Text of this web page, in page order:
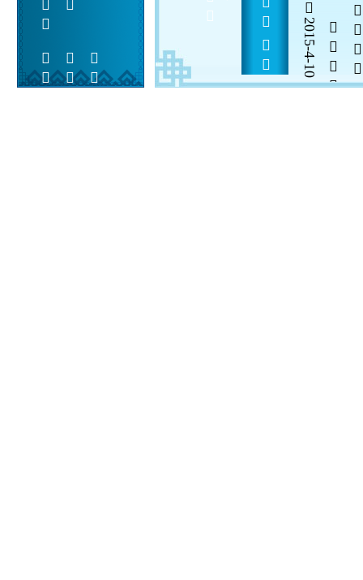
 
2015-4-10